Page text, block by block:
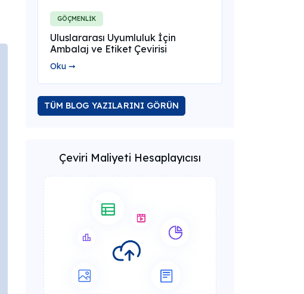
GÖÇMENLİK
Uluslararası Uyumluluk İçin
Ambalaj ve Etiket Çevirisi
Oku ➞
TÜM BLOG YAZILARINI GÖRÜN
Çeviri Maliyeti Hesaplayıcısı